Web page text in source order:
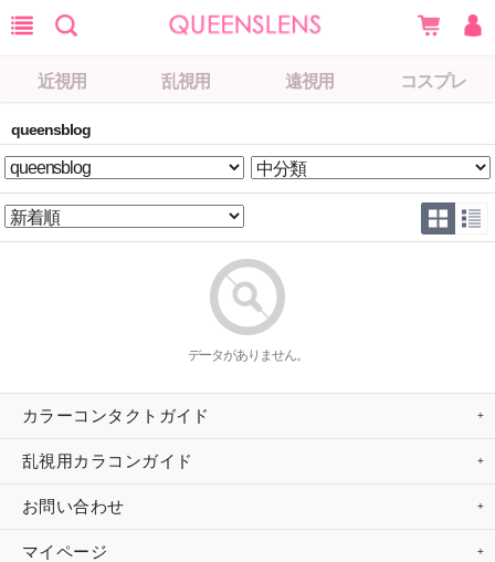
近視用 乱視用 遠視用 コスプレ
queensblog
データがありません。
カラーコンタクトガイド
乱視用カラコンガイド
お問い合わせ
マイページ